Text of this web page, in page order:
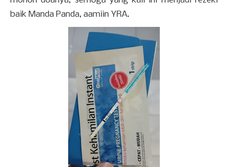
baik Manda Panda, aamiin YRA.